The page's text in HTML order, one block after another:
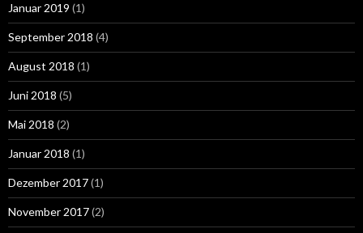
Januar 2019 (1)
September 2018 (4)
August 2018 (1)
Juni 2018 (5)
Mai 2018 (2)
Januar 2018 (1)
Dezember 2017(1)
November 2017(2)